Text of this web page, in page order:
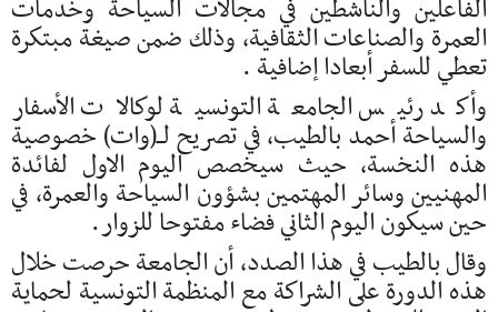
الفاعلين والناشطين في مجالات السياحة وخدمات
العمرة والصناعات الثقافية، وذلك ضمن صيغة مبتكرة
تعطي للسفر أبعادا إضافية .
وأكد رئيس الجامعة التونسية لوكالات الأسفار
والسياحة أحمد بالطيب، في تصريح لــ(وات) خصوصية
هذه النخسة، حيث سيخصص اليوم الاول لفائدة
المهنيين وسائر المهتمين بشؤون السياحة والعمرة، في
حين سيكون اليوم الثاني فضاء مفتوحا للزوار.
وقال بالطيب في هذا الصدد، أن الجامعة حرصت خلال
هذه الدورة على الشراكة مع المنظمة التونسية لحماية